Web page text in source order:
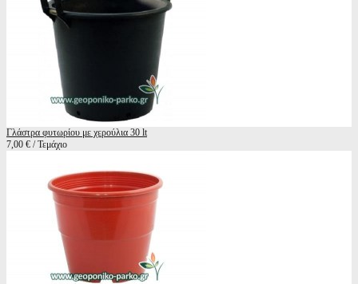
Γλάστρα φυτωρίου με χερούλια 30 lt
7,00 € / Τεμάχιο